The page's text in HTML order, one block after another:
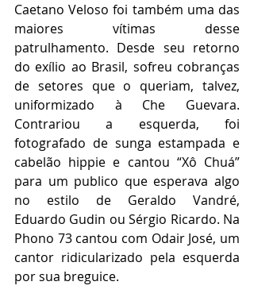
Caetano Veloso foi também uma das
maiores vítimas desse
patrulhamento. Desde seu retorno
do exílio ao Brasil, sofreu cobranças
de setores que o queriam, talvez,
uniformizado à Che Guevara.
Contrariou a esquerda, foi
fotografado de sunga estampada e
cabelão hippie e cantou “Xô Chuá”
para um publico que esperava algo
no estilo de Geraldo Vandré,
Eduardo Gudin ou Sérgio Ricardo. Na
Phono 73 cantou com Odair José, um
cantor ridicularizado pela esquerda
por sua breguice.